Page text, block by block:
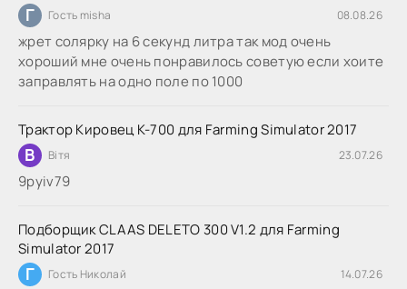
Г Гость misha 08.08.26
жрет солярку на 6 секунд литра так мод очень
хороший мне очень понравилось советую если хоите
заправлять на одно поле по 1000
Трактор Кировец К-700 для Farming Simulator 2017
В Вітя 23.07.26
9руіv79
Подборщик CLAAS DELETO 300 V1.2 для Farming
Simulator 2017
Г Гость Николай 14.07.26